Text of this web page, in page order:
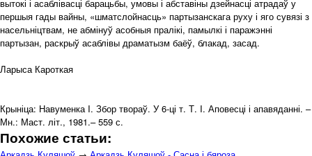
вытокі і асаблівасці барацьбы, умовы і абставіны дзейнасці атрадаў у
першыя гады вайны, «шматслойнасць» партызанскага руху і яго сувязі з
насельніцтвам, не абмінуў асобныя пралікі, памылкі і паражэнні
партызан, раскрыў асаблівы драматызм баёў, блакад, засад.
Ларыса Кароткая
Крыніца: Навуменка I. Збор твораў. У 6-ці т. Т. I. Аповесці і апавяданні. –
Мн.: Маст. літ., 1981.– 559 с.
Похожие статьи: